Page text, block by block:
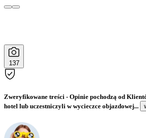
137
Zweryfikowane treści - Opinie pochodzą od
hotel lub uczestniczyli w wycieczce objazdowej...